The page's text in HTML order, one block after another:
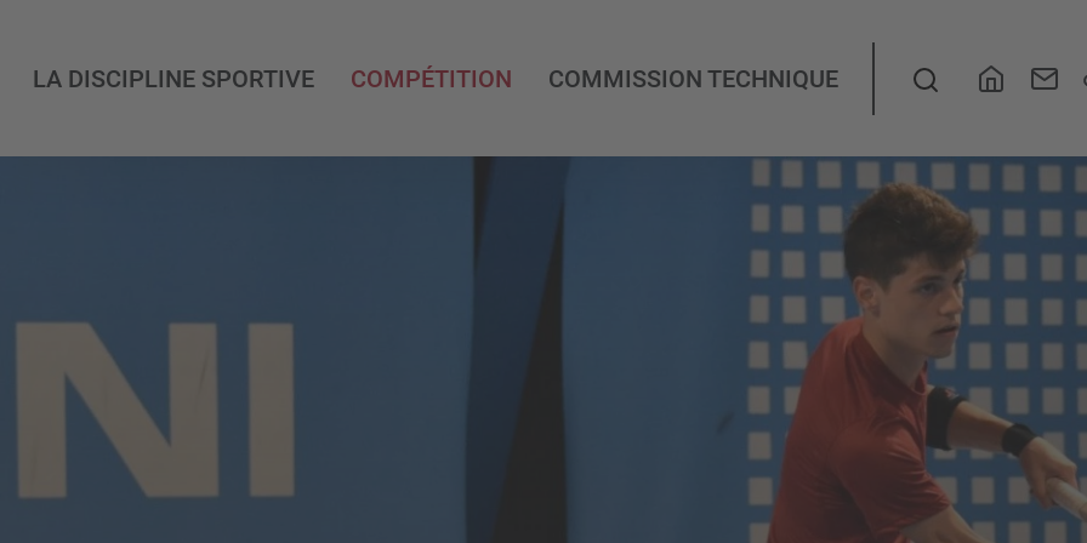
LA DISCIPLINE SPORTIVE COMPÉTITION COMMISSION TECHNIQUE